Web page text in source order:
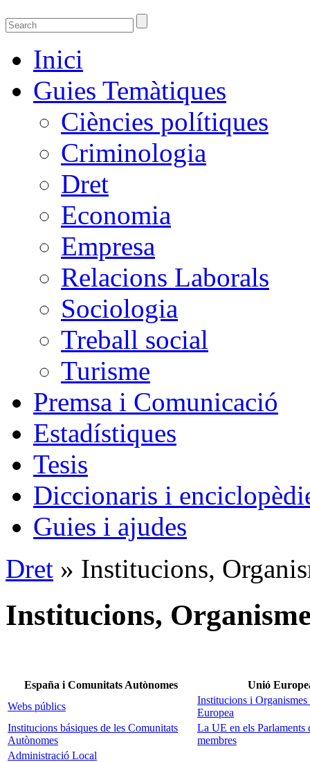
Guies temàtiques de la Biblioteca de
Guies temàtiques de Ciencies Socials, Jurídiques i econòmiques
Inici
Guies Temàtiques
Ciències polítiques
Criminologia
Dret
Economia
Empresa
Relacions Laborals
Sociologia
Treball social
Turisme
Premsa i Comunicació
Estadístiques
Tesis
Diccionaris i
Guies i ajudes
Dret » Institucions,
Institucions,
España i Comunitats Autònomes
Unió
Webs públics
Institucions i
Europea
Institucions básiques de les Comunitats
Autònomes
La UE en els Parlaments
membres
Administració Local